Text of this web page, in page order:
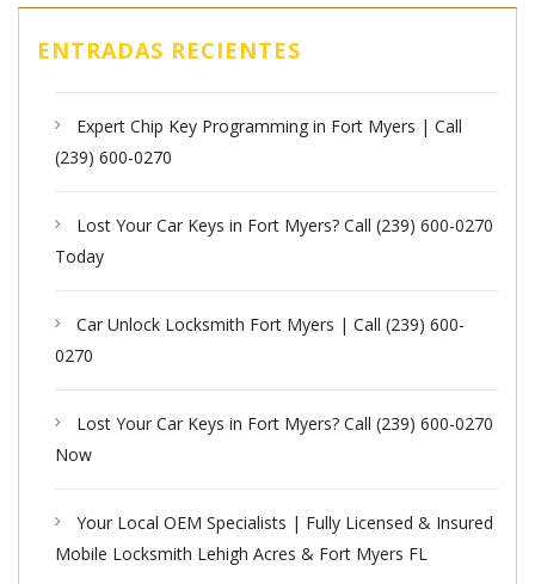
ENTRADAS RECIENTES
Expert Chip Key Programming in Fort Myers | Call
(239) 600-0270
Lost Your Car Keys in Fort Myers? Call (239) 600-0270
Today
Car Unlock Locksmith Fort Myers | Call (239) 600-
0270
Lost Your Car Keys in Fort Myers? Call (239) 600-0270
Now
Your Local OEM Specialists | Fully Licensed & Insured
Mobile Locksmith Lehigh Acres & Fort Myers FL